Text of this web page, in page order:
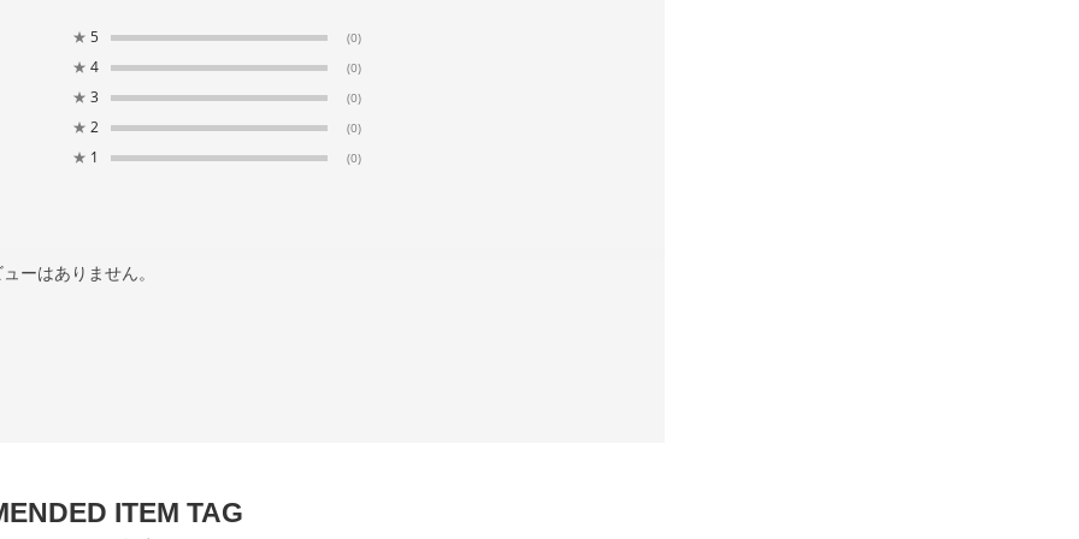
★ 5 (0)
★ 4 (0)
★ 3 (0)
★ 2 (0)
★ 1 (0)
ーはありません。